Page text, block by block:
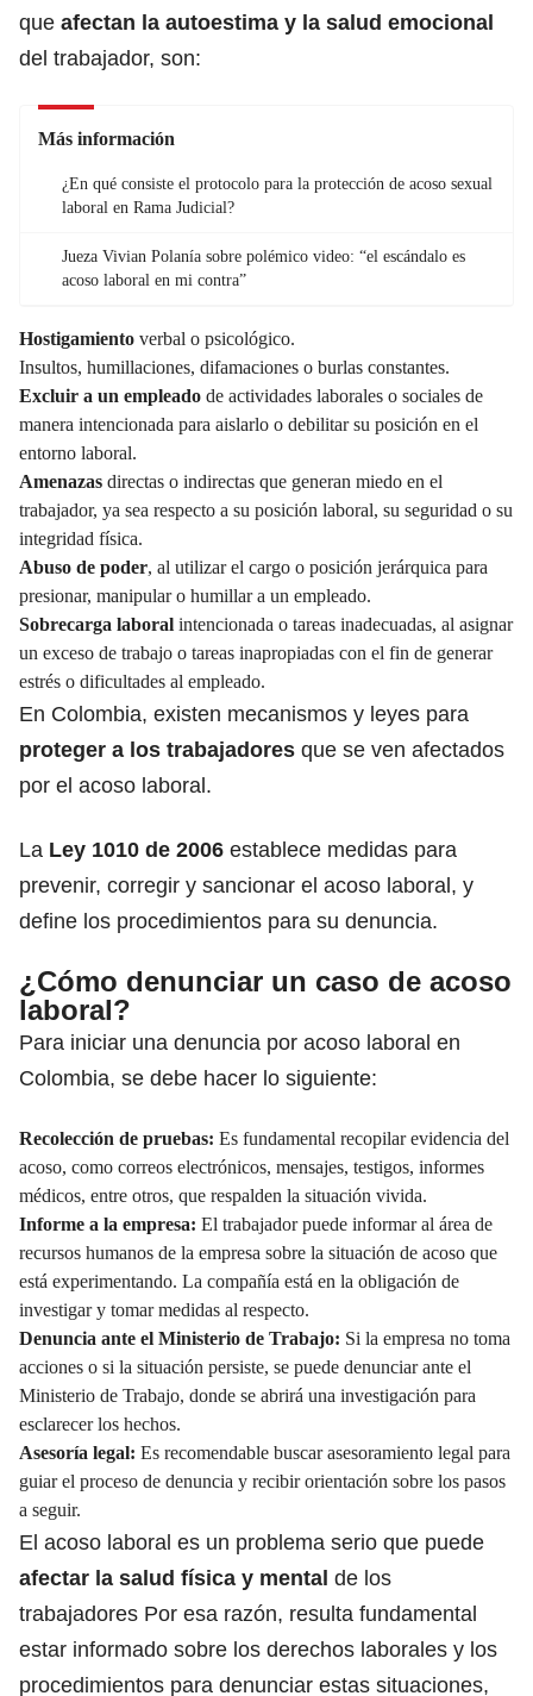
que afectan la autoestima y la salud emocional
del trabajador, son:
Más información
¿En qué consiste el protocolo para la protección de acoso sexual
laboral en Rama Judicial?
Jueza Vivian Polanía sobre polémico video: “el escándalo es
acoso laboral en mi contra”
Hostigamiento verbal o psicológico.
Insultos, humillaciones, difamaciones o burlas constantes.
Excluir a un empleado de actividades laborales o sociales de
manera intencionada para aislarlo o debilitar su posición en el
entorno laboral.
Amenazas directas o indirectas que generan miedo en el
trabajador, ya sea respecto a su posición laboral, su seguridad o su
integridad física.
Abuso de poder, al utilizar el cargo o posición jerárquica para
presionar, manipular o humillar a un empleado.
Sobrecarga laboral intencionada o tareas inadecuadas, al asignar
un exceso de trabajo o tareas inapropiadas con el fin de generar
estrés o dificultades al empleado.
En Colombia, existen mecanismos y leyes para
proteger a los trabajadores que se ven afectados
por el acoso laboral.
La Ley 1010 de 2006 establece medidas para
prevenir, corregir y sancionar el acoso laboral, y
define los procedimientos para su denuncia.
¿Cómo denunciar un caso de acoso
laboral?
Para iniciar una denuncia por acoso laboral en
Colombia, se debe hacer lo siguiente:
Recolección de pruebas: Es fundamental recopilar evidencia del
acoso, como correos electrónicos, mensajes, testigos, informes
médicos, entre otros, que respalden la situación vivida.
Informe a la empresa: El trabajador puede informar al área de
recursos humanos de la empresa sobre la situación de acoso que
está experimentando. La compañía está en la obligación de
investigar y tomar medidas al respecto.
Denuncia ante el Ministerio de Trabajo: Si la empresa no toma
acciones o si la situación persiste, se puede denunciar ante el
Ministerio de Trabajo, donde se abrirá una investigación para
esclarecer los hechos.
Asesoría legal: Es recomendable buscar asesoramiento legal para
guiar el proceso de denuncia y recibir orientación sobre los pasos
a seguir.
El acoso laboral es un problema serio que puede
afectar la salud física y mental de los
trabajadores Por esa razón, resulta fundamental
estar informado sobre los derechos laborales y los
procedimientos para denunciar estas situaciones,